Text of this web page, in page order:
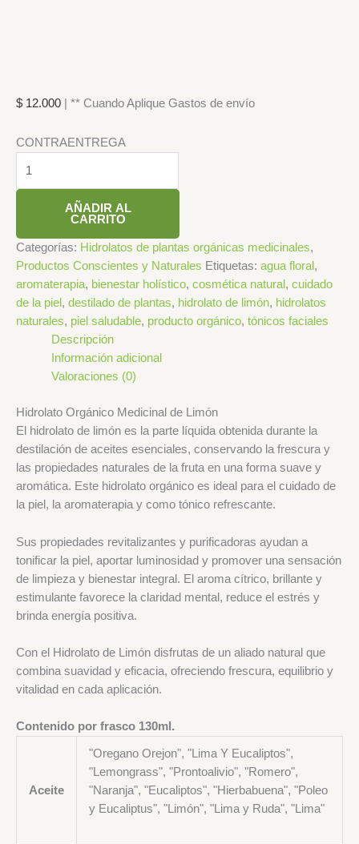
$ 12.000 | ** Cuando Aplique Gastos de envío
CONTRAENTREGA
AÑADIR AL
CARRITO
Categorías: Hidrolatos de plantas orgánicas medicinales,
Productos Conscientes y Naturales Etiquetas: agua floral,
aromaterapia, bienestar holístico, cosmética natural, cuidado
de la piel , destilado de plantas, hidrolato de limón, hidrolatos
naturales, piel saludable, producto orgánico, tónicos faciales
Descripción
Información adicional
Valoraciones (0)
Hidrolato Orgánico Medicinal de Limón
El hidrolato de limón es la parte líquida obtenida durante la
destilación de aceites esenciales, conservando la frescura y
las propiedades naturales de la fruta en una forma suave y
aromática. Este hidrolato orgánico es ideal para el cuidado de
la piel, la aromaterapia y como tónico refrescante.
Sus propiedades revitalizantes y purificadoras ayudan a
tonificar la piel, aportar luminosidad y promover una sensación
de limpieza y bienestar integral. El aroma cítrico, brillante y
estimulante favorece la claridad mental, reduce el estrés y
brinda energía positiva.
Con el Hidrolato de Limón disfrutas de un aliado natural que
combina suavidad y eficacia, ofreciendo frescura, equilibrio y
vitalidad en cada aplicación.
Contenido por frasco 130ml.
Aceite
"Oregano Orejon", "Lima Y Eucaliptos",
"Lemongrass", "Prontoalivio", "Romero",
"Naranja", "Eucaliptos", "Hierbabuena", "Poleo
y Eucaliptus", "Limón", "Lima y Ruda", "Lima"